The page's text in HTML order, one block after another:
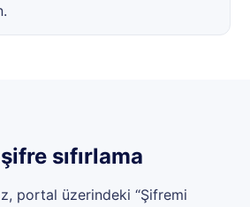
sıfırlama
portal üzerindeki “Şifremi